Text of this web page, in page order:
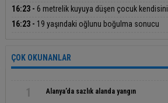
duygulandırdı
Turnuvası tamamlandı
16:23 - 6 metrelik kuyuya düşen çocuk kendisini
kurtaran kahramanıyla buluştu
16:23 - 19 yaşındaki oğlunu boğulma sonucu
ÇOK OKUNANLAR
1 Alanya’da sazlık alanda yangın